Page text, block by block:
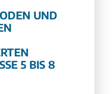
UND
5 BIS 8